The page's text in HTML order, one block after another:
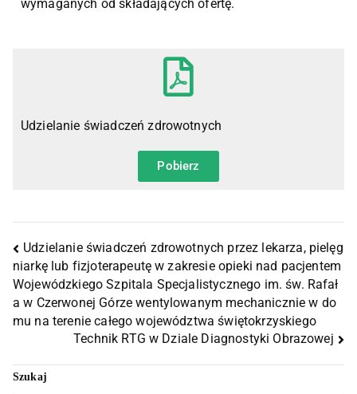
wymaganych od składających ofertę.
Udzielanie świadczeń zdrowotnych
Pobierz
Udzielanie świadczeń zdrowotnych przez lekarza, pielęg
niarkę lub fizjoterapeutę w zakresie opieki nad pacjentem
Wojewódzkiego Szpitala Specjalistycznego im. św. Rafał
a w Czerwonej Górze wentylowanym mechanicznie w do
mu na terenie całego województwa świętokrzyskiego
Technik RTG w Dziale Diagnostyki Obrazowej
Szukaj